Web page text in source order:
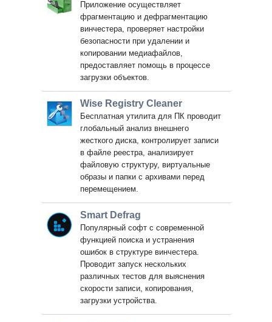
Приложение осуществляет
фрагментацию и дефрагментацию
винчестера, проверяет настройки
безопасности при удалении и
копировании медиафайлов,
предоставляет помощь в процессе
загрузки объектов.
Wise Registry Cleaner
Бесплатная утилита для ПК проводит
глобальный анализ внешнего
жесткого диска, контролирует записи
в файле реестра, анализирует
файловую структуру, виртуальные
образы и папки с архивами перед
перемещением.
Smart Defrag
Популярный софт с современной
функцией поиска и устранения
ошибок в структуре винчестера.
Проводит запуск нескольких
различных тестов для выяснения
скорости записи, копирования,
загрузки устройства.